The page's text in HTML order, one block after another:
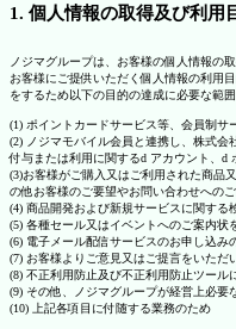
1. 個人情報の取得及び利用
ノジマグループは、お客様の個人情報の
お客様にご提供いただく個人情報の利用
をするため以下の目的の達成に必要な範
(1) ポイントカードサービス等、会員制サ
(2) ノジマモバイル会員と連携し、株式
付与または利用に関するd アカウント、d
(3)お客様がご購入又はご利用された商品
の他お客様のご要望やお問い合わせへの
(4) 商品開発および新規サービスに関する
(5) 各種セール又はイベントへのご案内状
(6) 電子メール配信サービスのお申し込み
(7) お客様よりご意見又はご提言をいただ
(8) 不正利用防止及び不正利用防止ツール
(9) その他、ノジマグループが経営上必要
(10) 上記各項目に付随する業務のため